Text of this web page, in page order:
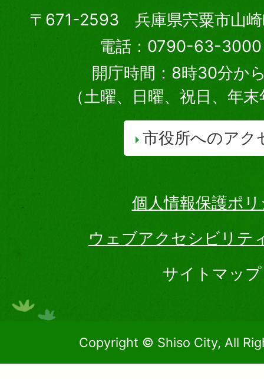
〒671-2593 兵庫県宍粟市山崎
電話：0790-63-3000
開庁時間：8時30分か
（土曜、日曜、祝日、年
市役所へのアク
個人情報保護ポ
ウェブアクセシビリテ
サイトマップ
Copyright © Shiso City, All